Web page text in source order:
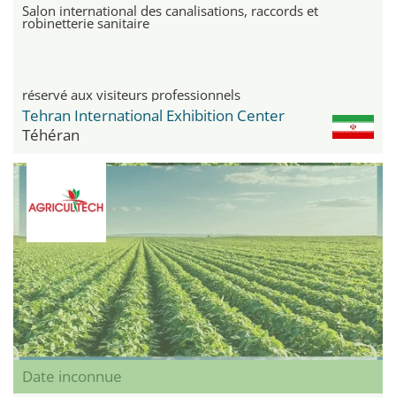
Salon international des canalisations, raccords et
robinetterie sanitaire
réservé aux visiteurs professionnels
Tehran International Exhibition Center
Téhéran
Date inconnue